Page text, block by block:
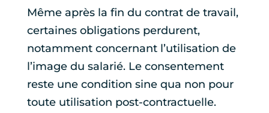
Même après la fin du contrat de travail,
certaines obligations perdurent,
notamment concernant l’utilisation de
l’image du salarié. Le consentement
reste une condition sine qua non pour
toute utilisation post-contractuelle.